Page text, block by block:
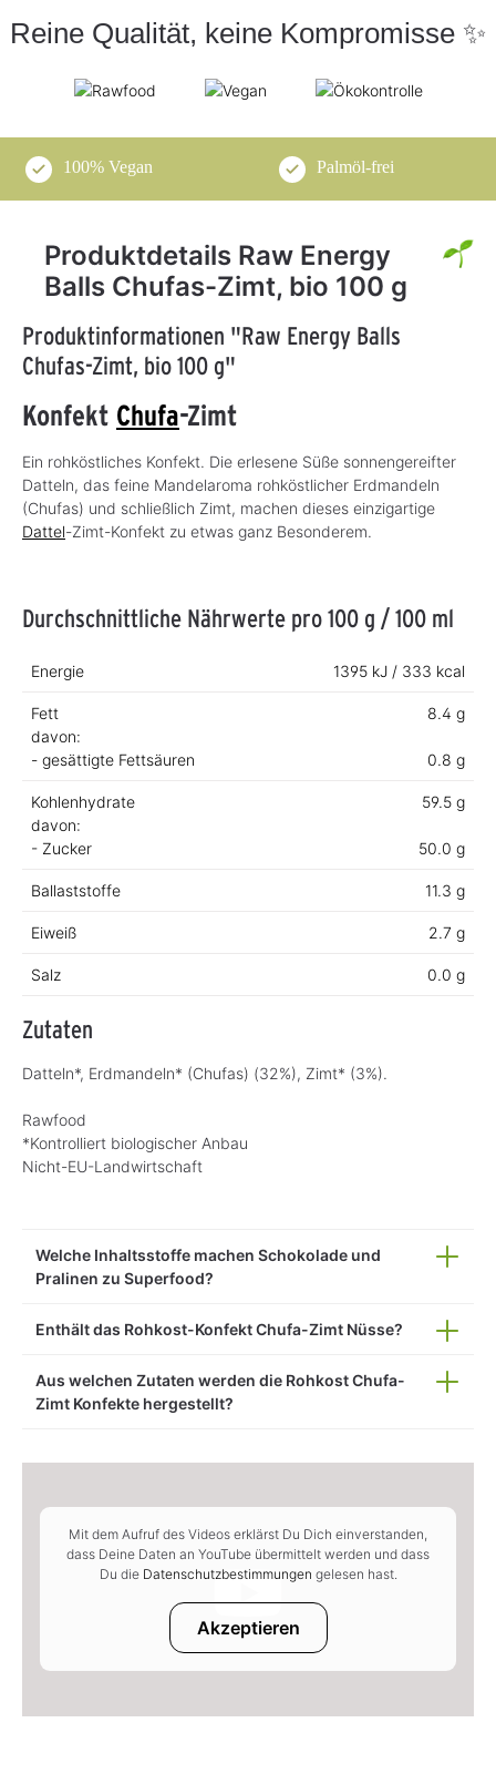
Reine Qualität, keine Kompromisse ✨
100% Vegan Palmöl-frei
Produktdetails Raw Energy
Balls Chufas-Zimt, bio 100 g
Produktinformationen "Raw Energy Balls
Chufas-Zimt, bio 100 g"
Konfekt Chufa-Zimt
Ein rohköstliches Konfekt. Die erlesene Süße sonnengereifter
Datteln, das feine Mandelaroma rohköstlicher Erdmandeln
(Chufas) und schließlich Zimt, machen dieses einzigartige
Dattel-Zimt-Konfekt zu etwas ganz Besonderem.
Durchschnittliche Nährwerte pro 100 g / 100 ml
Energie 1395 kJ / 333 kcal
Fett
davon:
- gesättigte Fettsäuren
8.4 g
0.8 g
Kohlenhydrate
davon:
- Zucker
59.5 g
50.0 g
Ballaststoffe 11.3 g
Eiweiß 2.7 g
Salz 0.0 g
Zutaten
Datteln*, Erdmandeln* (Chufas) (32%), Zimt* (3%).
Rawfood
*Kontrolliert biologischer Anbau
Nicht-EU-Landwirtschaft
Welche Inhaltsstoffe machen Schokolade und
Pralinen zu Superfood?
Enthält das Rohkost-Konfekt Chufa-Zimt Nüsse?
Aus welchen Zutaten werden die Rohkost Chufa-
Zimt Konfekte hergestellt?
Mit dem Aufruf des Videos erklärst Du Dich einverstanden,
dass Deine Daten an YouTube übermittelt werden und dass
Du die Datenschutzbestimmungen gelesen hast.
Akzeptieren